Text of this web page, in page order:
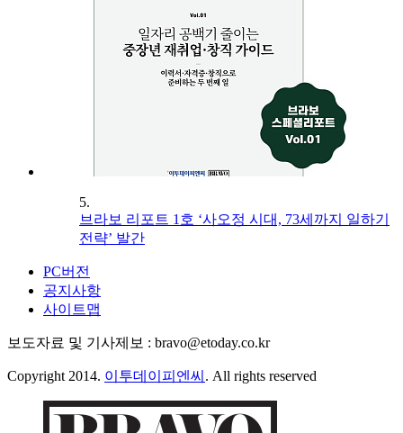
5.
브라보 리포트 1호 ‘사오정 시대, 73세까지 일하기
전략’ 발간
PC버전
공지사항
사이트맵
보도자료 및 기사제보 : bravo@etoday.co.kr
Copyright 2014. 이투데이피엔씨 . All rights reserved